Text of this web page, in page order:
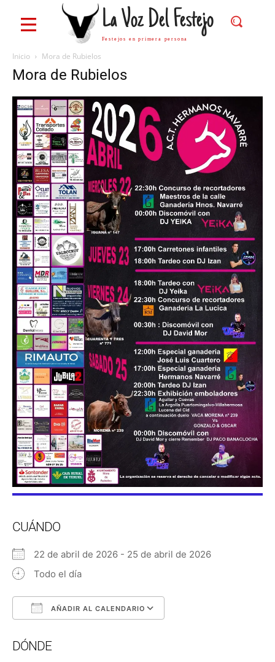
La Voz Del Festejo
Festejos en primera persona
Inicio Mora de Rubielos
Mora de Rubielos
CUÁNDO
22 de abril de 2026 - 25 de abril de 2026
Todo el día
AÑADIR AL CALENDARIO
DÓNDE